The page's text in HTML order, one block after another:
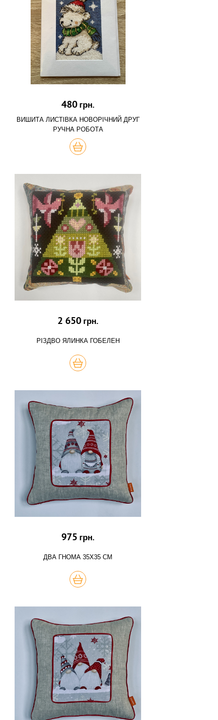
480 грн.
ВИШИТА ЛИСТІВКА НОВОРІЧНИЙ ДРУГ
РУЧНА РОБОТА
КУПИТЬ
2 650 грн.
РІЗДВО ЯЛИНКА ГОБЕЛЕН
КУПИТЬ
975 грн.
ДВА ГНОМА 35Х35 СМ
КУПИТЬ